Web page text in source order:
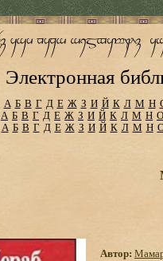
Электронная
А Б В Г Д Е Ж З И Й К Л М Н
А Б В Г Д Е Ж З И Й К Л М Н О
А Б В Г Д Е Ж З И Й К Л М Н
Автор: